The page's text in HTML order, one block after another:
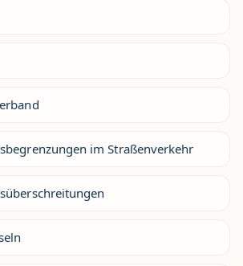
im Straßenverkehr